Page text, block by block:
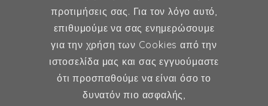
Επικοινωνία
Κερασούντος 5, Αθήνα 115 28
(30) 211 42 33 309
προτιμήσεις σας. Για τον λόγο αυτό,
επιθυμούμε να σας ενημερώσουμε
για την χρήση των Cookies από την
ιστοσελίδα μας και σας εγγυούμαστε
ότι προσπαθούμε να είναι όσο το
δυνατόν πιο ασφαλής,